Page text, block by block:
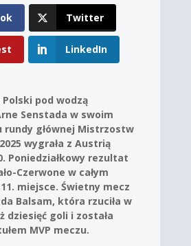
Twitter
LinkedIn
pod wodzą
Senstada w swoim
rundy głównej Mistrzostw
wygrała z Austrią
Poniedziałkowy rezultat
Czerwone w całym
miejsce. Świetny mecz
Balsam, która rzuciła w
dziesięć goli i została
MVP meczu.